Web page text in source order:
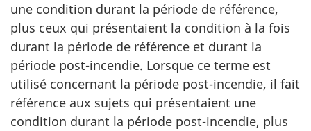
une condition durant la période de référence,
plus ceux qui présentaient la condition à la fois
durant la période de référence et durant la
période post-incendie. Lorsque ce terme est
utilisé concernant la période post-incendie, il fait
référence aux sujets qui présentaient une
condition durant la période post-incendie, plus